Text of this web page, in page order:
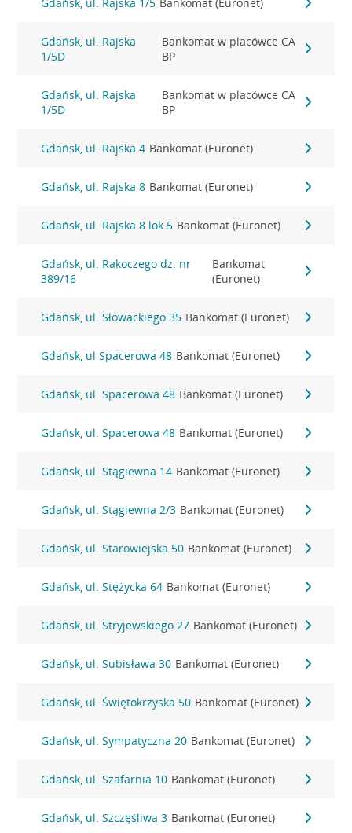
Gdańsk, ul. Rajska
1/5D
Bankomat w placówce CA
BP
Gdańsk, ul. Rajska
1/5D
Bankomat w placówce CA
BP
Gdańsk, ul. Rajska 4 Bankomat (Euronet)
Gdańsk, ul. Rajska 8 Bankomat (Euronet)
Gdańsk, ul. Rajska 8 lok 5 Bankomat (Euronet)
Gdańsk, ul. Rakoczego dz. nr
389/16
Bankomat
(Euronet)
Gdańsk, ul. Słowackiego 35 Bankomat (Euronet)
Gdańsk, ul Spacerowa 48 Bankomat (Euronet)
Gdańsk, ul. Spacerowa 48 Bankomat (Euronet)
Gdańsk, ul. Spacerowa 48 Bankomat (Euronet)
Gdańsk, ul. Stągiewna 14 Bankomat (Euronet)
Gdańsk, ul. Stągiewna 2/3 Bankomat (Euronet)
Gdańsk, ul. Starowiejska 50 Bankomat (Euronet)
Gdańsk, ul. Stężycka 64 Bankomat (Euronet)
Gdańsk, ul. Stryjewskiego 27 Bankomat (Euronet)
Gdańsk, ul. Subisława 30 Bankomat (Euronet)
Gdańsk, ul. Świętokrzyska 50 Bankomat (Euronet)
Gdańsk, ul. Sympatyczna 20 Bankomat (Euronet)
Gdańsk, ul. Szafarnia 10 Bankomat (Euronet)
Gdańsk, ul. Szczęśliwa 3 Bankomat (Euronet)